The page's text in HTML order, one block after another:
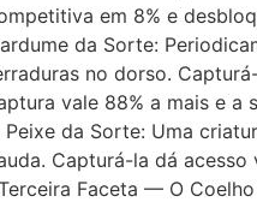
em 8% e
da Sorte:
no dorso.
vale 88% a mais e a
Peixe da Sorte: Uma
Capturá-la dá acesso
Faceta — O